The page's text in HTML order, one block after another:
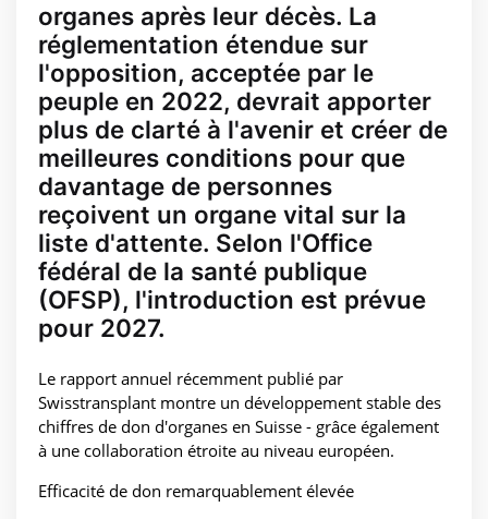
organes après leur décès. La
réglementation étendue sur
l'opposition, acceptée par le
peuple en 2022, devrait apporter
plus de clarté à l'avenir et créer de
meilleures conditions pour que
davantage de personnes
reçoivent un organe vital sur la
liste d'attente. Selon l'Office
fédéral de la santé publique
(OFSP), l'introduction est prévue
pour 2027.
Le rapport annuel récemment publié par
Swisstransplant montre un développement stable des
chiffres de don d'organes en Suisse - grâce également
à une collaboration étroite au niveau européen.
Efficacité de don remarquablement élevée